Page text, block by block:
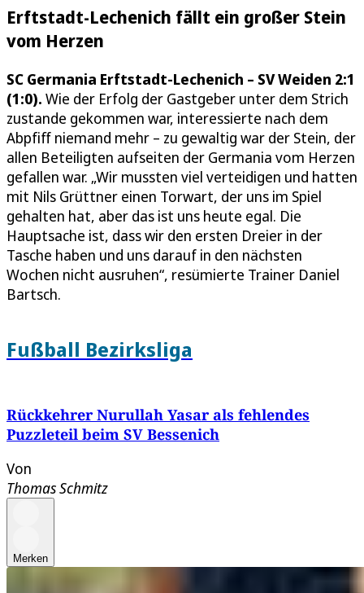
Erftstadt-Lechenich fällt ein großer Stein
vom Herzen
SC Germania Erftstadt-Lechenich – SV Weiden 2:1
(1:0). Wie der Erfolg der Gastgeber unter dem Strich
zustande gekommen war, interessierte nach dem
Abpfiff niemand mehr – zu gewaltig war der Stein, der
allen Beteiligten aufseiten der Germania vom Herzen
gefallen war. „Wir mussten viel verteidigen und hatten
mit Nils Grüttner einen Torwart, der uns im Spiel
gehalten hat, aber das ist uns heute egal. Die
Hauptsache ist, dass wir den ersten Dreier in der
Tasche haben und uns darauf in den nächsten
Wochen nicht ausruhen“, resümierte Trainer Daniel
Bartsch.
Fußball Bezirksliga
Rückkehrer Nurullah Yasar als fehlendes
Puzzleteil beim SV Bessenich
Von
Thomas Schmitz
Merken